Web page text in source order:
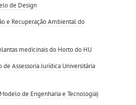
de Design
e Recuperação Ambiental do
medicinais do Horto do HU
de Assessoria Jurídica Universitária
de Engenharia e Tecnologia)